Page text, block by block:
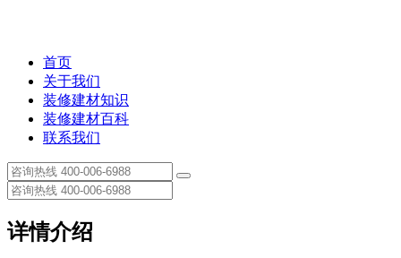
首页
关于我们
装修建材知识
装修建材百科
联系我们
详情介绍